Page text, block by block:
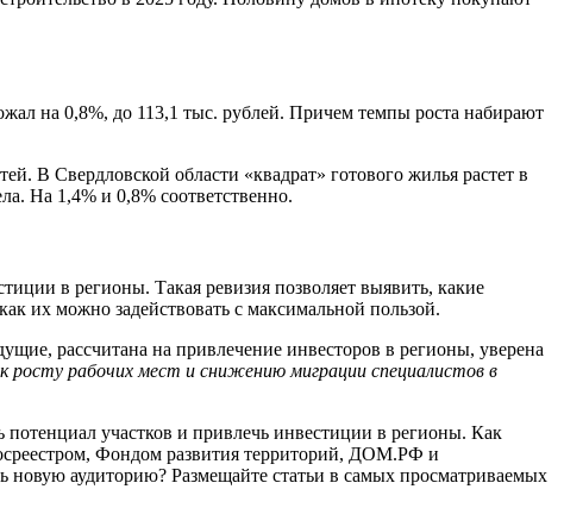
на 0,8%, до 113,1 тыс. рублей. Причем темпы роста набирают
В Свердловской области «квадрат» готового жилья растет в
На 1,4% и 0,8% соответственно.
в регионы. Такая ревизия позволяет выявить, какие
их можно задействовать с максимальной пользой.
рассчитана на привлечение инвесторов в регионы, уверена
росту рабочих мест и снижению миграции специалистов в
потенциал участков и привлечь инвестиции в регионы. Как
Фондом развития территорий, ДОМ.РФ и
новую аудиторию? Размещайте статьи в самых просматриваемых